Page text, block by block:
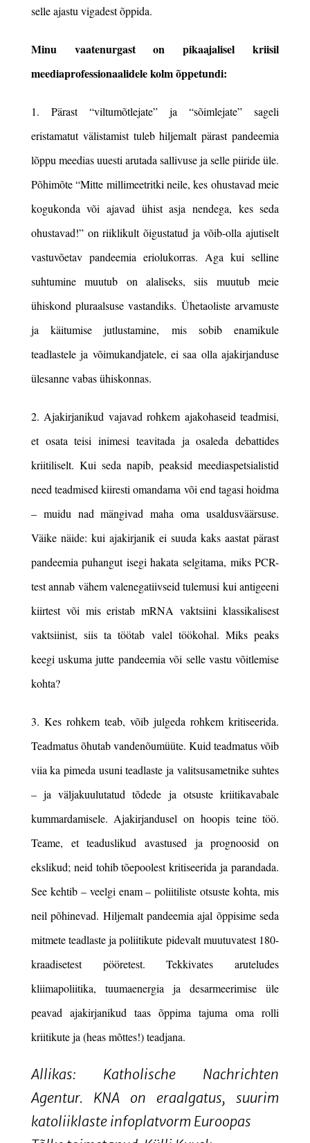
selle ajastu vigadest õppida.
Minu vaatenurgast on pikaajalisel kriisil
meediaprofessionaalidele kolm õppetundi:
1. Pärast “viltumõtlejate” ja “sõimlejate” sageli
eristamatut välistamist tuleb hiljemalt pärast pandeemia
lõppu meedias uuesti arutada sallivuse ja selle piiride üle.
Põhimõte “Mitte millimeetritki neile, kes ohustavad meie
kogukonda või ajavad ühist asja nendega, kes seda
ohustavad!” on riiklikult õigustatud ja võib-olla ajutiselt
vastuvõetav pandeemia eriolukorras. Aga kui selline
suhtumine muutub on alaliseks, siis muutub meie
ühiskond pluraalsuse vastandiks. Ühetaoliste arvamuste
ja käitumise jutlustamine, mis sobib enamikule
teadlastele ja võimukandjatele, ei saa olla ajakirjanduse
ülesanne vabas ühiskonnas.
2. Ajakirjanikud vajavad rohkem ajakohaseid teadmisi,
et osata teisi inimesi teavitada ja osaleda debattides
kriitiliselt. Kui seda napib, peaksid meediaspetsialistid
need teadmised kiiresti omandama või end tagasi hoidma
– muidu nad mängivad maha oma usaldusväärsuse.
Väike näide: kui ajakirjanik ei suuda kaks aastat pärast
pandeemia puhangut isegi hakata selgitama, miks PCR-
test annab vähem valenegatiivseid tulemusi kui antigeeni
kiirtest või mis eristab mRNA vaktsiini klassikalisest
vaktsiinist, siis ta töötab valel töökohal. Miks peaks
keegi uskuma jutte pandeemia või selle vastu võitlemise
kohta?
3. Kes rohkem teab, võib julgeda rohkem kritiseerida.
Teadmatus õhutab vandenõumüüte. Kuid teadmatus võib
viia ka pimeda usuni teadlaste ja valitsusametnike suhtes
– ja väljakuulutatud tõdede ja otsuste kriitikavabale
kummardamisele. Ajakirjandusel on hoopis teine töö.
Teame, et teaduslikud avastused ja prognoosid on
ekslikud; neid tohib tõepoolest kritiseerida ja parandada.
See kehtib – veelgi enam – poliitiliste otsuste kohta, mis
neil põhinevad. Hiljemalt pandeemia ajal õppisime seda
mitmete teadlaste ja poliitikute pidevalt muutuvatest 180-
kraadisetest pööretest. Tekkivates aruteludes
kliimapoliitika, tuumaenergia ja desarmeerimise üle
peavad ajakirjanikud taas õppima tajuma oma rolli
kriitikute ja (heas mõttes!) teadjana.
Allikas: Katholische Nachrichten
Agentur. KNA on eraalgatus, suurim
katoliiklaste infoplatvorm Euroopas